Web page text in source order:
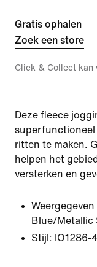
Gratis ophalen
Zoek een store
Click & Collect kan
Deze fleece
superfunctioneel
ritten te maken.
helpen het
versterken en
Blue/Metallic
Stijl: IO1286-